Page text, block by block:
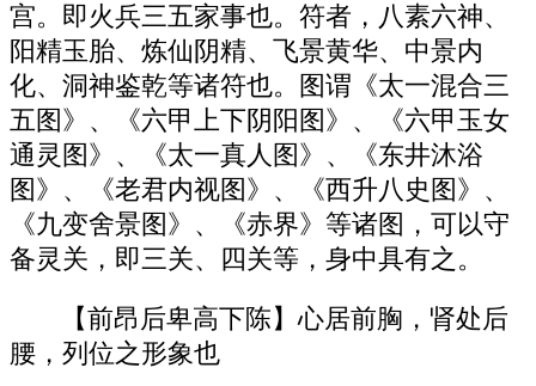
宫。即火兵三五家事也。符者，八素六神、
阳精玉胎、炼仙阴精、飞景黄华、中景内
化、洞神鉴乾等诸符也。图谓《太一混合三
五图》、《六甲上下阴阳图》、《六甲玉女
通灵图》、《太一真人图》、《东井沐浴
图》、《老君内视图》、《西升八史图》、
《九变舍景图》、《赤界》等诸图，可以守
备灵关，即三关、四关等，身中具有之。
【前昂后卑高下陈】心居前胸，肾处后
腰，列位之形象也